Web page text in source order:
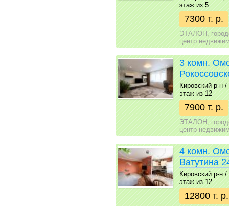
этаж из 5
7300 т. р.
ЭТАЛОН,
центр
3 комн.
Кировский р-н
этаж из 12
7900 т. р.
ЭТАЛОН,
центр
4 комн.
Ватутина
Кировский р-н
этаж из 12
12800 т. р.